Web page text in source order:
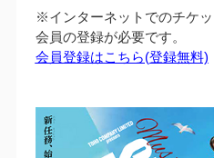
※インターネットでのチケ
会員の登録が必要です。
会員登録はこちら(登録無料)